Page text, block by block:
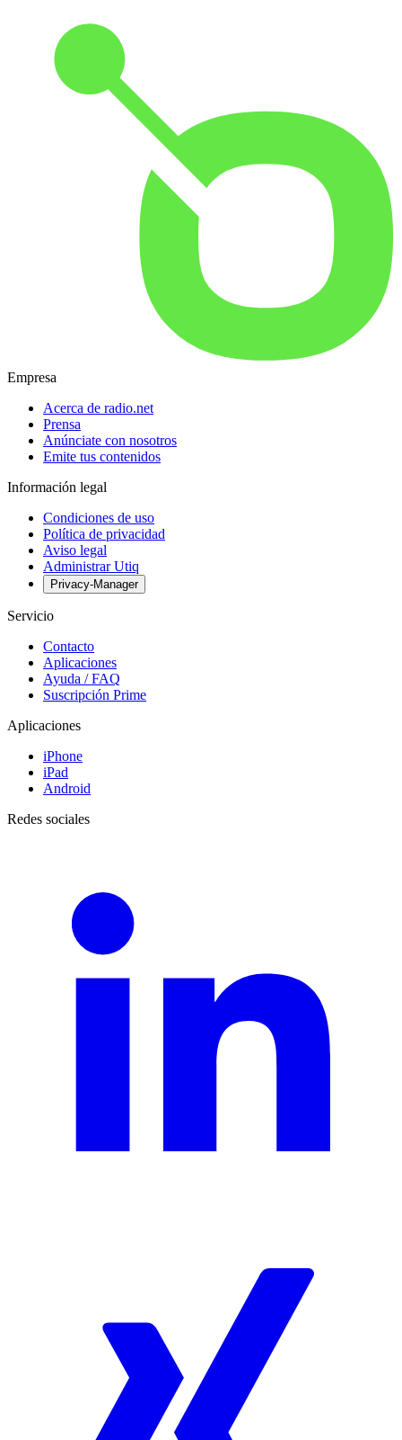
Empresa
Acerca de radio.net
Prensa
Anúnciate con nosotros
Emite tus contenidos
Información legal
Condiciones de uso
Política de privacidad
Aviso legal
Administrar Utiq
Privacy-Manager
Servicio
Contacto
Aplicaciones
Ayuda / FAQ
Suscripción Prime
Aplicaciones
iPhone
iPad
Android
Redes sociales